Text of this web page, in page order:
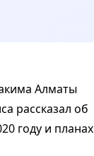
Алматы
рассказал об
году и планах